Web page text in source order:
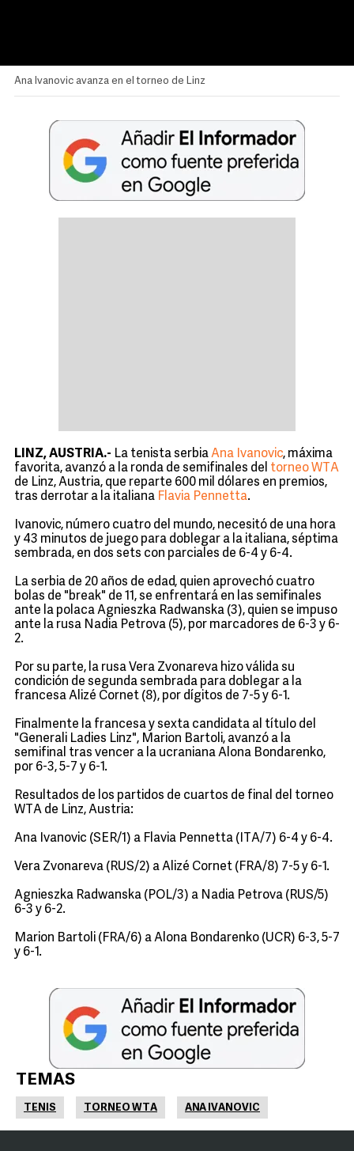
Ana Ivanovic avanza en el torneo de Linz
LINZ, AUSTRIA.- La tenista serbiaAna Ivanovic, máxima
favorita, avanzó a la ronda de semifinales del torneo WTA
de Linz, Austria, que reparte 600 mil dólares en premios,
tras derrotar a la italiana Flavia Pennetta.
Ivanovic, número cuatro del mundo, necesitó de una hora
y 43 minutos de juego para doblegar a la italiana, séptima
sembrada, en dos sets con parciales de 6-4 y 6-4.
La serbia de 20 años de edad, quien aprovechó cuatro
bolas de "break" de 11, se enfrentará en las semifinales
ante la polaca Agnieszka Radwanska (3), quien se impuso
ante la rusa Nadia Petrova (5), por marcadores de 6-3 y 6-
2.
Por su parte, la rusa Vera Zvonareva hizo válida su
condición de segunda sembrada para doblegar a la
francesa Alizé Cornet (8), por dígitos de 7-5 y 6-1.
Finalmente la francesa y sexta candidata al título del
"Generali Ladies Linz", Marion Bartoli, avanzó a la
semifinal tras vencer a la ucraniana Alona Bondarenko,
por 6-3, 5-7 y 6-1.
Resultados de los partidos de cuartos de final del torneo
WTA de Linz, Austria:
Ana Ivanovic (SER/1) a Flavia Pennetta (ITA/7) 6-4 y 6-4.
Vera Zvonareva (RUS/2) a Alizé Cornet (FRA/8) 7-5 y 6-1.
Agnieszka Radwanska (POL/3) a Nadia Petrova (RUS/5)
6-3 y 6-2.
Marion Bartoli (FRA/6) a Alona Bondarenko (UCR) 6-3, 5-7
y 6-1.
TEMAS
TENIS TORNEO WTA ANA IVANOVIC